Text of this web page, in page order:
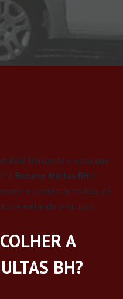
Belo Horizonte e acha que
A Recurso Multas BH é
e contestar multas de
e evitando prejuízos.
A
BH?